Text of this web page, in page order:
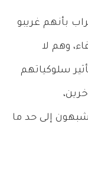
بأنهم غريبو
وهم لا
سلوكياتهم
إلى حد ما